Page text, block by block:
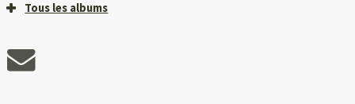
Tous les albums